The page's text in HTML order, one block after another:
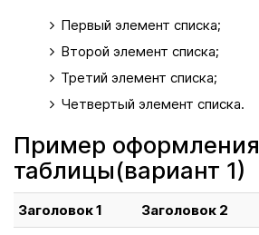
Первый элемент списка;
Второй элемент списка;
Третий элемент списка;
Четвертый элемент списка.
Пример оформления
таблицы(вариант 1)
Заголовок 1 Заголовок 2